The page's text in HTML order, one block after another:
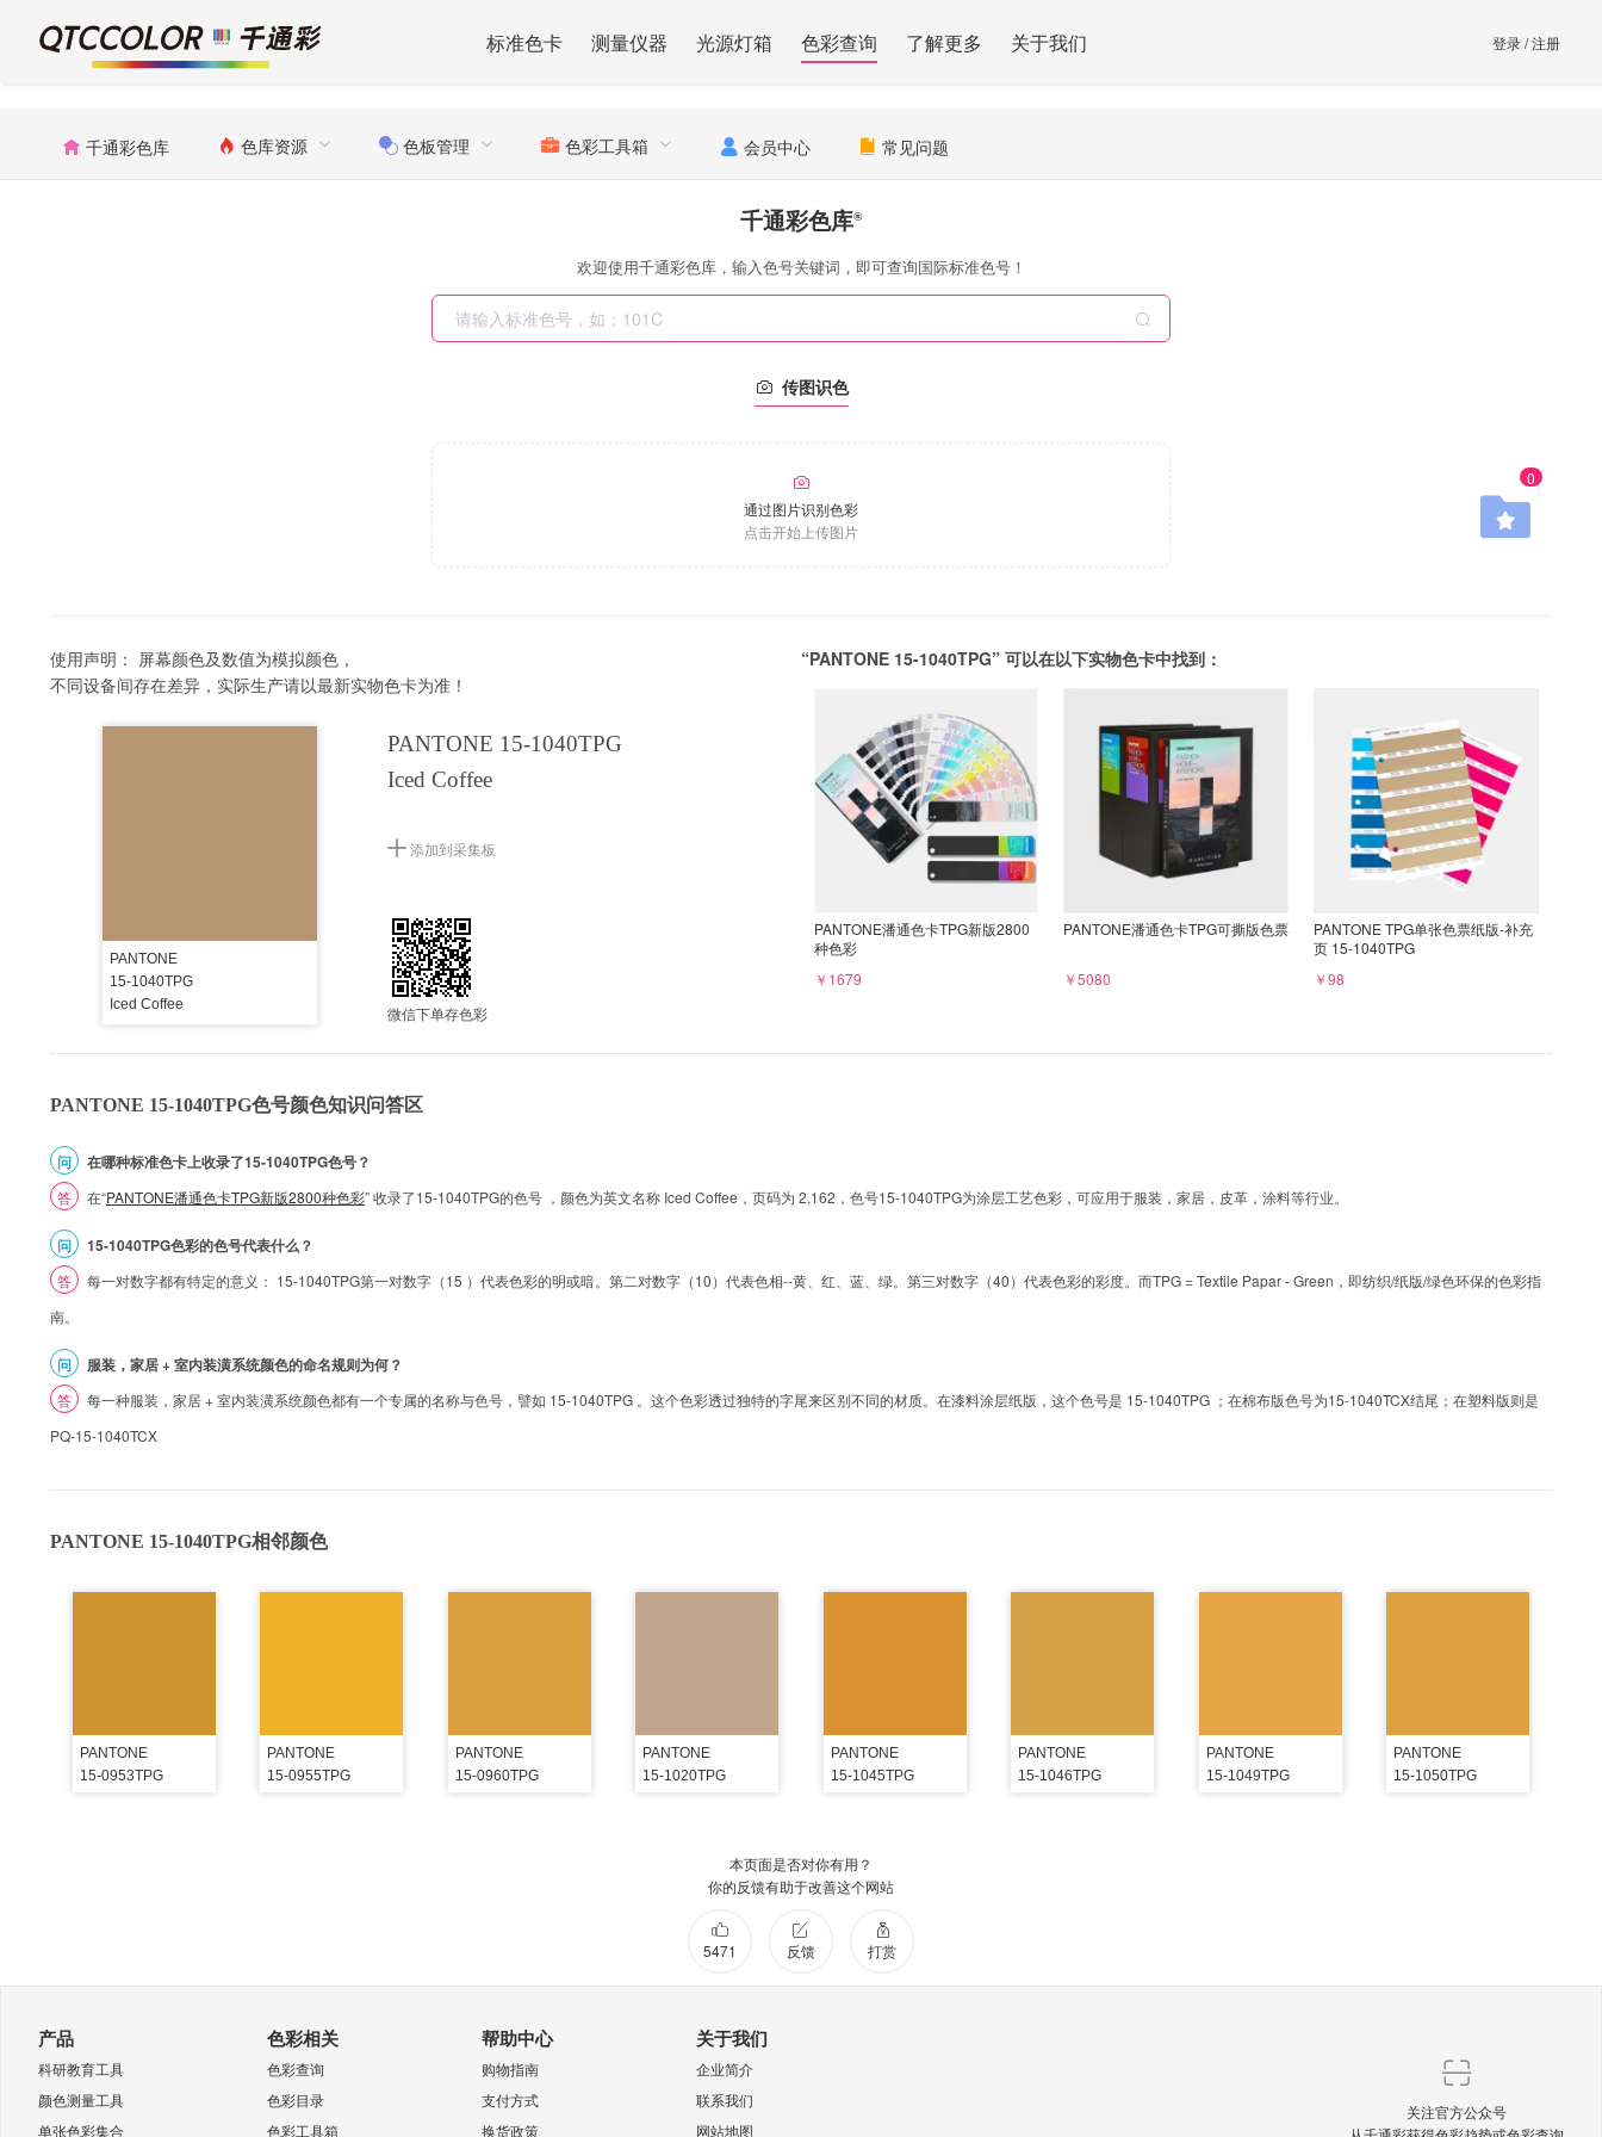
标准色卡 测量仪器 光源灯箱 色彩查询 了解更多 关于我们 登录/注册
千通彩色库 色库资源 色板管理 色彩工具箱 会员中心 常见问题
0
千通彩色库®
欢迎使用千通彩色库，输入色号关键词，即可查询国际标准色号！
传图识色
通过图片识别色彩
点击开始上传图片
使用声明： 屏幕颜色及数值为模拟颜色，
不同设备间存在差异，实际生产请以最新实物色卡为准！
PANTONE
15-1040TPG
Iced Coffee
PANTONE 15-1040TPG
Iced Coffee
添加到采集板
微信下单存色彩
“PANTONE 15-1040TPG” 可以在以下实物色卡中找到：
PANTONE潘通色卡TPG新版2800
种色彩
￥1679
PANTONE潘通色卡TPG可撕版色票
￥5080
PANTONE TPG单张色票纸版-补充
页 15-1040TPG
￥98
PANTONE 15-1040TPG色号颜色知识问答区
问 在哪种标准色卡上收录了15-1040TPG色号？
答 在“PANTONE潘通色卡TPG新版2800种色彩” 收录了15-1040TPG的色号 ，颜色为英文名称 Iced Coffee，页码为 2.162，色号15-1040TPG为涂层工艺色彩，可应用于服装，家居，皮革，涂料等行业。
问 15-1040TPG色彩的色号代表什么？
答
每一对数字都有特定的意义： 15-1040TPG第一对数字（15 ）代表色彩的明或暗。第二对数字（10）代表色相--黄、红、蓝、绿。第三对数字（40）代表色彩的彩度。而TPG = Textile Papar - Green，即纺织/纸版/绿色环保的色彩指
南。
问 服装，家居 + 室内装潢系统颜色的命名规则为何？
答
每一种服装，家居 + 室内装潢系统颜色都有一个专属的名称与色号，譬如 15-1040TPG 。这个色彩透过独特的字尾来区别不同的材质。在漆料涂层纸版，这个色号是 15-1040TPG ；在棉布版色号为15-1040TCX结尾；在塑料版则是
PQ-15-1040TCX
PANTONE 15-1040TPG相邻颜色
PANTONE
15-0953TPG
PANTONE
15-0955TPG
PANTONE
15-0960TPG
PANTONE
15-1020TPG
PANTONE
15-1045TPG
PANTONE
15-1046TPG
PANTONE
15-1049TPG
PANTONE
15-1050TPG
本页面是否对你有用？
你的反馈有助于改善这个网站
5471 反馈 打赏
产品
科研教育工具
颜色测量工具
单张色彩集合
色彩相关
色彩查询
色彩目录
色彩工具箱
帮助中心
购物指南
支付方式
换货政策
关于我们
企业简介
联系我们
网站地图
关注官方公众号